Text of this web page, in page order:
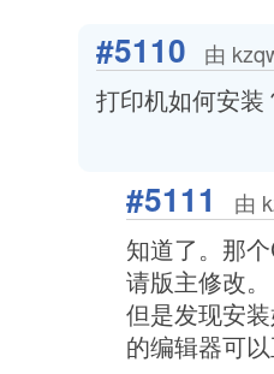
#5110 由
打印机如何安装
#5111 由
知道了。那
请版主修改。
但是发现安
的编辑器可